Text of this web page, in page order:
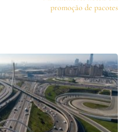
promoção de pacotes